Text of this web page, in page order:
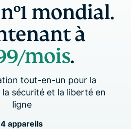
mondial.
à
mois.
tout-en-un pour la
sécurité et la liberté en
ligne
appareils